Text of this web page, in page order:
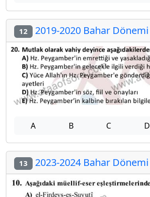
12 2019-2020 Bahar Dönemi
A B C D
13 2023-2024 Bahar Dönemi